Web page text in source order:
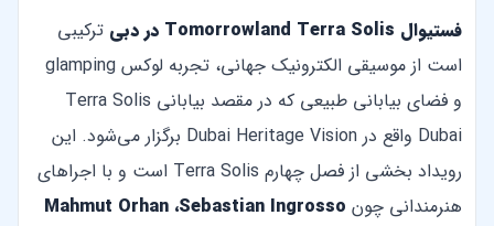
فستیوال Tomorrowland Terra Solis در دبی
ترکیبی
است از موسیقی الکترونیک جهانی، تجربه‌ لوکس glamping
و فضای بیابانی طبیعی که در مقصد بیابانی Terra Solis
Dubai واقع در Dubai Heritage Vision برگزار می‌شود. این
رویداد بخشی از فصل چهارم Terra Solis است و با اجراهای
هنرمندانی چون Mahmut Orhan ،Sebastian Ingrosso